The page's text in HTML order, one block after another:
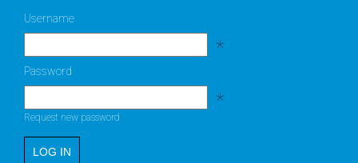
Username
*
Password
*
Request new password